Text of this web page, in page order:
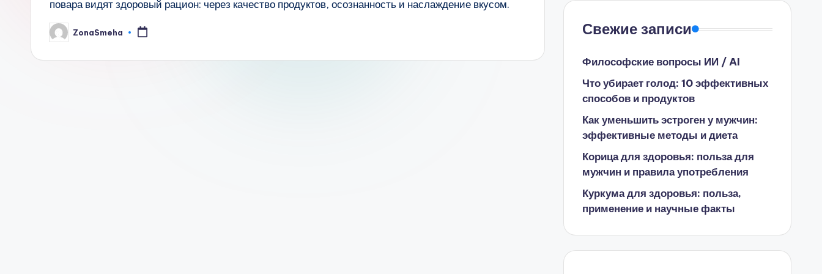
повара видят здоровый рацион: через качество продуктов, осознанность и наслаждение вкусом.
Запись
от
ZonaSmeha Свежие записи
Философские вопросы ИИ / AI
Что убирает голод: 10 эффективных
способов и продуктов
Как уменьшить эстроген у мужчин:
эффективные методы и диета
Корица для здоровья: польза для
мужчин и правила употребления
Куркума для здоровья: польза,
применение и научные факты